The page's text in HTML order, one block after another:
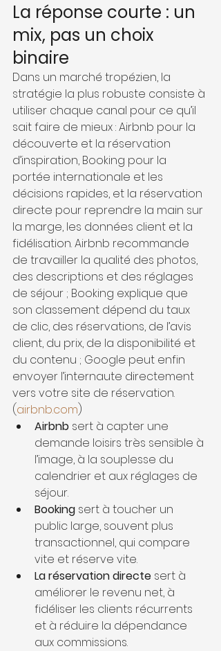
La réponse courte : un
mix, pas un choix
binaire
Dans un marché tropézien, la
stratégie la plus robuste consiste à
utiliser chaque canal pour ce qu’il
sait faire de mieux : Airbnb pour la
découverte et la réservation
d’inspiration, Booking pour la
portée internationale et les
décisions rapides, et la réservation
directe pour reprendre la main sur
la marge, les données client et la
fidélisation. Airbnb recommande
de travailler la qualité des photos,
des descriptions et des réglages
de séjour ; Booking explique que
son classement dépend du taux
de clic, des réservations, de l’avis
client, du prix, de la disponibilité et
du contenu ; Google peut enfin
envoyer l’internaute directement
vers votre site de réservation.
(airbnb.com)
Airbnb sert à capter une
demande loisirs très sensible à
l’image, à la souplesse du
calendrier et aux réglages de
séjour.
Booking sert à toucher un
public large, souvent plus
transactionnel, qui compare
vite et réserve vite.
La réservation directe sert à
améliorer le revenu net, à
fidéliser les clients récurrents
et à réduire la dépendance
aux commissions.